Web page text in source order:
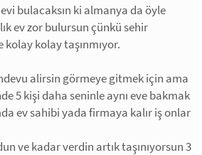
bulacaksın ki almanya da öyle
ev zor bulursun çünkü sehir
kolay taşınmıyor.
alirsin görmeye gitmek için ama
5 kişi daha seninle aynı eve bakmak
ev sahibi yada firmaya kalır iş onlar
ve kadar verdin artık taşınıyorsun 3